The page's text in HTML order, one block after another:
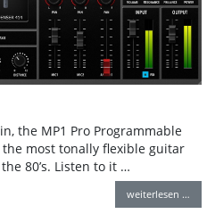
the MP1 Pro Programmable
most tonally flexible guitar
80’s. Listen to it …
weiterlesen …